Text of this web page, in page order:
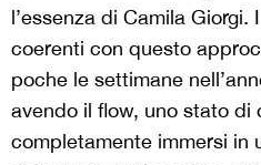
l’essenza di Camila
coerenti con questo
poche le settimane
avendo il flow, uno stato di
completamente immersi in